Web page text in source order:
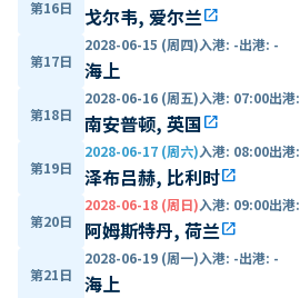
第16日 戈尔韦, 爱尔兰open_in_new
第17日
2028-06-15 (周四)入港: -出港: -
海上
第18日
2028-06-16 (周五)入港: 07:00出港:
南安普顿, 英国open_in_new
第19日
2028-06-17 (周六)入港: 08:00出港:
泽布吕赫, 比利时open_in_new
第20日
2028-06-18 (周日)入港: 09:00出港:
阿姆斯特丹, 荷兰open_in_new
第21日
2028-06-19 (周一)入港: -出港: -
海上